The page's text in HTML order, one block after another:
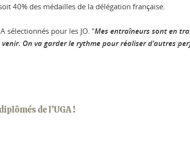
40% des médailles de la délégation française.
sélectionnés pour les JO. "Mes entraîneurs sont en
On va garder le rythme pour réaliser d'autres
de l’UGA !